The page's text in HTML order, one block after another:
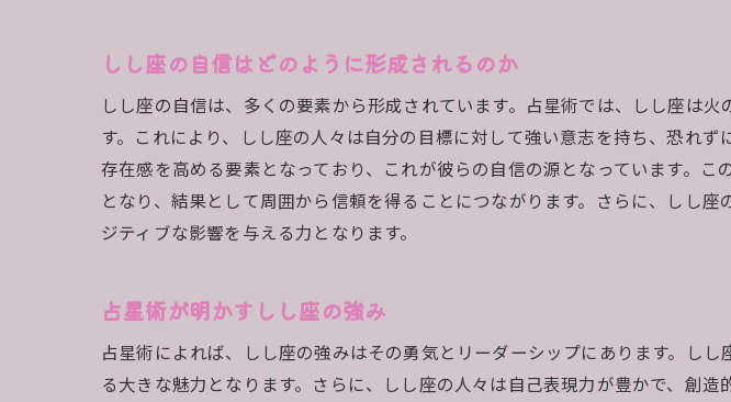
占星術で見るしし
しし座が抱える自
自信と謙虚さのバ
占星術が示すしし
しし座の働き方の
しし座が活躍する
しし座の自信はどのように形成されるのか
しし座の自信は、多くの要素から形成されています。占星術では、しし座は
す。これにより、しし座の人々は自分の目標に対して強い意志を持ち、恐れ
存在感を高める要素となっており、これが彼らの自信の源となっています。
となり、結果として周囲から信頼を得ることにつながります。さらに、しし
ジティブな影響を与える力となります。
占星術が明かすしし座の強み
占星術によれば、しし座の強みはその勇気とリーダーシップにあります。し
る大きな魅力となります。さらに、しし座の人々は自己表現力が豊かで、創